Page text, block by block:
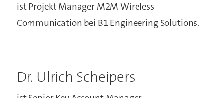
ist Projekt Manager M2M Wireless
Communication bei B1 Engineering Solutions.
Dr. Ulrich Scheipers